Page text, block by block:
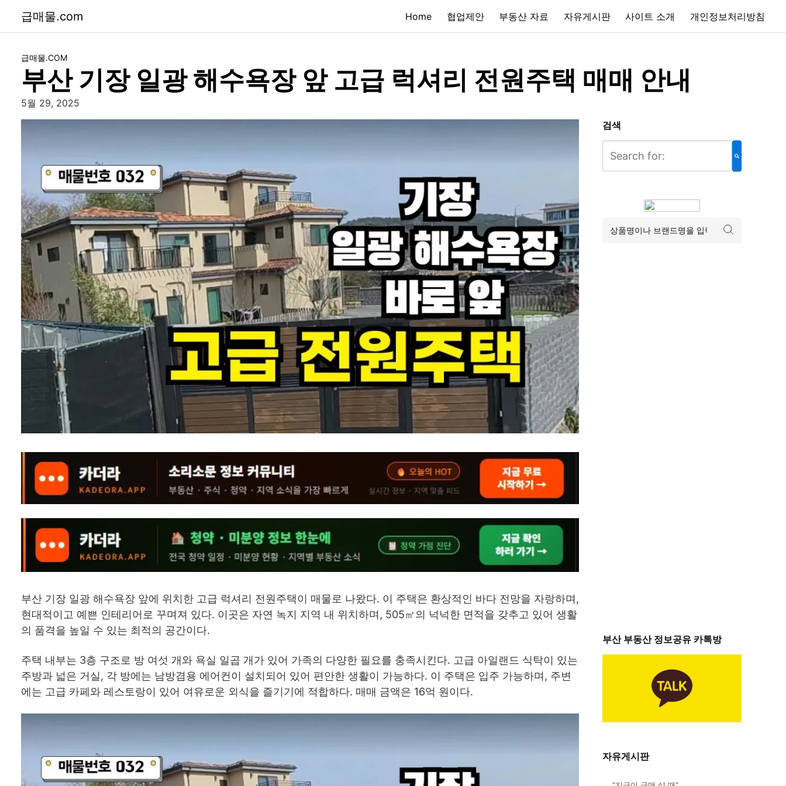
급매물.com Home 협업제안 부동산 자료 자유게시판 사이트 소개 개인정보처리방침
급매물.COM
부산 기장 일광 해수욕장 앞 고급 럭셔리 전원주택 매매 안내
5월 29, 2025
부산 기장 일광 해수욕장 앞에 위치한 고급 럭셔리 전원주택이 매물로 나왔다. 이 주택은 환상적인 바다 전망을 자랑하며,
현대적이고 예쁜 인테리어로 꾸며져 있다. 이곳은 자연 녹지 지역 내 위치하며, 505㎡의 넉넉한 면적을 갖추고 있어 생활
의 품격을 높일 수 있는 최적의 공간이다.
주택 내부는 3층 구조로 방 여섯 개와 욕실 일곱 개가 있어 가족의 다양한 필요를 충족시킨다. 고급 아일랜드 식탁이 있는
주방과 넓은 거실, 각 방에는 남방겸용 에어컨이 설치되어 있어 편안한 생활이 가능하다. 이 주택은 입주 가능하며, 주변
에는 고급 카페와 레스토랑이 있어 여유로운 외식을 즐기기에 적합하다. 매매 금액은 16억 원이다.
검색
부산 부동산 정보공유 카톡방
자유게시판